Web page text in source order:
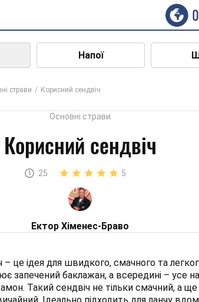
Напої
страви Корисний сендвіч
Основні страви
Корисний сендвіч
25 5
Ектор Хіменес-Браво
це ідея для швидкого, смачного та
запечений баклажан, а всередині – усе
Такий сендвіч не тільки смачний, а